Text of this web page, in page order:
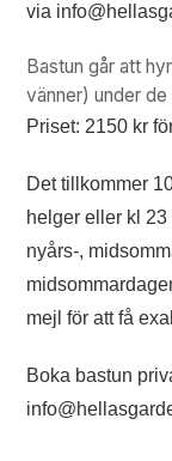
via
Bastun går att
vänner) under
Priset: 2150 kr
Det tillkommer
helger eller kl
nyårs-,
mejl för att få
Boka bastun